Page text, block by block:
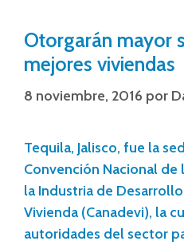
Otorgarán mayor
mejores viviendas
8 noviembre, 2016 por
Tequila, Jalisco, fue la
Convención Nacional de
la Industria de
Vivienda (Canadevi), la
autoridades del sector